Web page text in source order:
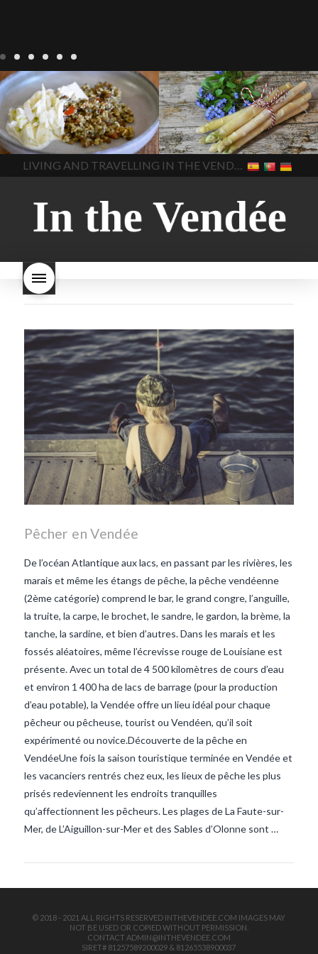
Notre cuisine
agriculture-
vendee comment cuisiner
les lentilles vertes cuisine-
vendue
cuisiner en France
cuisiner-avec-des-
ingrédients-vendus
cultures-vendues-lentilles la
cuisine au printemps la
cuisine avec les lentilles la
en vacances
lentilles vertes
lentilles vertes et boulgour
lentilles vertes-vendues les
grossir les lentilles vertes
sont-elles bonnes pour la
santé les lentilles vertes
sont-elles bonnes pour vous
repas d'été repas de
printemps salade d'endives
salade de lentilles vertes
taboulé
taboulé et lentilles
vertes
In The Vendee
Notre cuisine asperges
asperges-a-la-flamande
asperges-blanches
asperges-pour-le-petit-
déjeuner asperges-
saisonnières asperges-
sauce-crème asperges-
soup carbonara-
végétarienne cuisine
saisonnière
cuisine-locale
cuisine-maison européenne
cuisine-maison-france
In The Vendee
Pêcher en Vendée
De l’océan Atlantique aux lacs, en passant par les rivières, les
marais et même les étangs de pêche, la pêche vendéenne
(2ème catégorie) comprend le bar, le grand congre, l’anguille,
la truite, la carpe, le brochet, le sandre, le gardon, la brème, la
tanche, la sardine, et bien d’autres. Dans les marais et les
fossés aléatoires, même l’écrevisse rouge de Louisiane est
présente. Avec un total de 4 500 kilomètres de cours d’eau
et environ 1 400 ha de lacs de barrage (pour la production
d’eau potable), la Vendée offre un lieu idéal pour chaque
pêcheur ou pêcheuse, tourist ou Vendéen, qu’il soit
expérimenté ou novice.Découverte de la pêche en
VendéeUne fois la saison touristique terminée en Vendée et
les vacanciers rentrés chez eux, les lieux de pêche les plus
prisés redeviennent les endroits tranquilles
qu’affectionnent les pêcheurs. Les plages de La Faute-sur-
Mer, de L’Aiguillon-sur-Mer et des Sables d’Olonne sont …
© 2018 - 2021 ALL RIGHTS RESERVED INTHEVENDEE.COM IMAGES MAY
NOT BE USED OR COPIED WITHOUT PERMISSION.
CONTACT ADMIN@INTHEVENDEE.COM
SIRET# 81257589200029 & 81265538900037